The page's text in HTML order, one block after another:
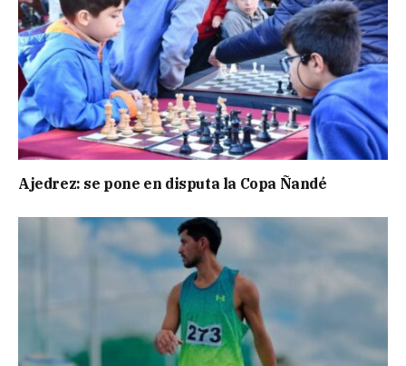
Ajedrez: se pone en disputa la Copa Ñandé